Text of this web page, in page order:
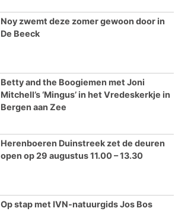
Noy zwemt deze zomer gewoon door in
De Beeck
Betty and the Boogiemen met Joni
Mitchell’s ‘Mingus’ in het Vredeskerkje in
Bergen aan Zee
Herenboeren Duinstreek zet de deuren
open op 29 augustus 11.00 – 13.30
Op stap met IVN-natuurgids Jos Bos